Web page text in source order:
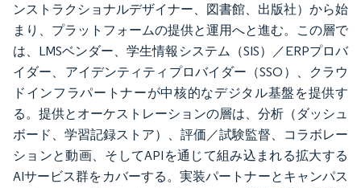
ンストラクショナルデザイナー、図書館、出版社）から始
まり、プラットフォームの提供と運用へと進む。この層で
は、LMSベンダー、学生情報システム（SIS）／ERPプロバ
イダー、アイデンティティプロバイダー（SSO）、クラウ
ドインフラパートナーが中核的なデジタル基盤を提供す
る。提供とオーケストレーションの層は、分析（ダッシュ
ボード、学習記録ストア）、評価／試験監督、コラボレー
ションと動画、そしてAPIを通じて組み込まれる拡大する
AIサービス群をカバーする。実装パートナーとキャンパス